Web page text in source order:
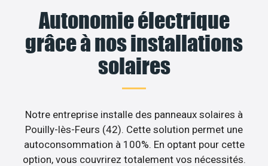
Autonomie électrique
grâce à nos installations
solaires
Notre entreprise installe des panneaux solaires à
Pouilly-lès-Feurs (42). Cette solution permet une
autoconsommation à 100%. En optant pour cette
option, vous couvrirez totalement vos nécessités.